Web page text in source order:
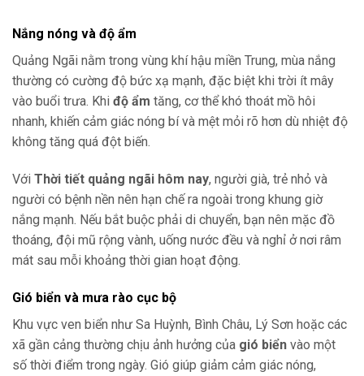
Nắng nóng và độ ẩm
Quảng Ngãi nằm trong vùng khí hậu miền Trung, mùa nắng
thường có cường độ bức xạ mạnh, đặc biệt khi trời ít mây
vào buổi trưa. Khi độ ẩm tăng, cơ thể khó thoát mồ hôi
nhanh, khiến cảm giác nóng bí và mệt mỏi rõ hơn dù nhiệt độ
không tăng quá đột biến.
Với Thời tiết quảng ngãi hôm nay, người già, trẻ nhỏ và
người có bệnh nền nên hạn chế ra ngoài trong khung giờ
nắng mạnh. Nếu bắt buộc phải di chuyển, bạn nên mặc đồ
thoáng, đội mũ rộng vành, uống nước đều và nghỉ ở nơi râm
mát sau mỗi khoảng thời gian hoạt động.
Gió biển và mưa rào cục bộ
Khu vực ven biển như Sa Huỳnh, Bình Châu, Lý Sơn hoặc các
xã gần cảng thường chịu ảnh hưởng của gió biển vào một
số thời điểm trong ngày. Gió giúp giảm cảm giác nóng,